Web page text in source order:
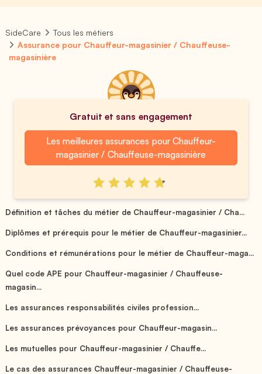
SideCare
Tous les métiers
Assurance pour Chauffeur-magasinier / Chauffeuse-
magasinière
Gratuit et sans engagement
Les meilleures assurances pour Chauffeur-
magasinier / Chauffeuse-magasinière
Définition et tâches du métier de Chauffeur-magasinier / Cha...
Diplômes et prérequis pour le métier de Chauffeur-magasinier...
Conditions et rémunérations pour le métier de Chauffeur-maga...
Quel code APE pour Chauffeur-magasinier / Chauffeuse-
magasin...
Les assurances responsabilités civiles profession...
Les assurances prévoyances pour Chauffeur-magasin...
Les mutuelles pour Chauffeur-magasinier / Chauffe...
Le cas des assurances Chauffeur-magasinier / Chauffeuse-